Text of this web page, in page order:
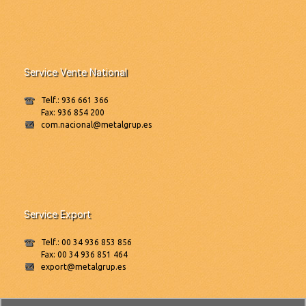
Service Vente National
Telf.: 936 661 366
Fax: 936 854 200
com.nacional@metalgrup.es
Service Export
Telf.: 00 34 936 853 856
Fax: 00 34 936 851 464
export@metalgrup.es